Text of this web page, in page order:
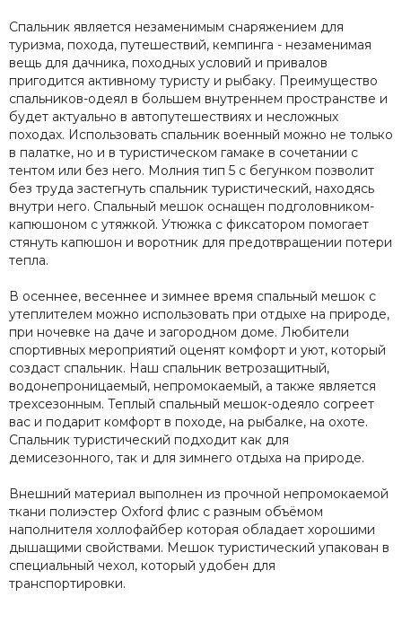
Спальник является незаменимым снаряжением для
туризма, похода, путешествий, кемпинга - незаменимая
вещь для дачника, походных условий и привалов
пригодится активному туристу и рыбаку. Преимущество
спальников-одеял в большем внутреннем пространстве и
будет актуально в автопутешествиях и несложных
походах. Использовать спальник военный можно не только
в палатке, но и в туристическом гамаке в сочетании с
тентом или без него. Молния тип 5 с бегунком позволит
без труда застегнуть спальник туристический, находясь
внутри него. Спальный мешок оснащен подголовником-
капюшоном с утяжкой. Утюжка с фиксатором помогает
стянуть капюшон и воротник для предотвращении потери
тепла.
В осеннее, весеннее и зимнее время спальный мешок с
утеплителем можно использовать при отдыхе на природе,
при ночевке на даче и загородном доме. Любители
спортивных мероприятий оценят комфорт и уют, который
создаст спальник. Наш спальник ветрозащитный,
водонепроницаемый, непромокаемый, а также является
трехсезонным. Теплый спальный мешок-одеяло согреет
вас и подарит комфорт в походе, на рыбалке, на охоте.
Спальник туристический подходит как для
демисезонного, так и для зимнего отдыха на природе.
Внешний материал выполнен из прочной непромокаемой
ткани полиэстер Oxford флис с разным объёмом
наполнителя холлофайбер которая обладает хорошими
дышащими свойствами. Мешок туристический упакован в
специальный чехол, который удобен для
транспортировки.